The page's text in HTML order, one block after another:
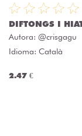
DIFTONGS I
Autora: @crisgagu
Idioma: Català
2.47 €